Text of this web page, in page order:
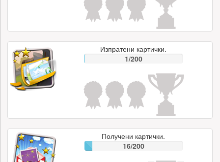
Изпратени картички.
1/200
Получени картички.
16/200